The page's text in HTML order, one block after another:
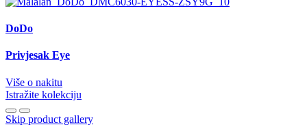
DoDo
Privjesak Eye
Više o nakitu
Istražite kolekciju
Skip product gallery